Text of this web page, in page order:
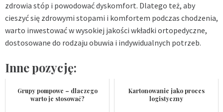
zdrowia stóp i powodować dyskomfort. Dlatego też, aby
cieszyć się zdrowymi stopami i komfortem podczas chodzenia,
warto inwestować w wysokiej jakości wkładki ortopedyczne,
dostosowane do rodzaju obuwia i indywidualnych potrzeb.
Inne pozycję:
Grupy pompowe – dlaczego
warto je stosować?
Kartonowanie jako proces
logistyczny